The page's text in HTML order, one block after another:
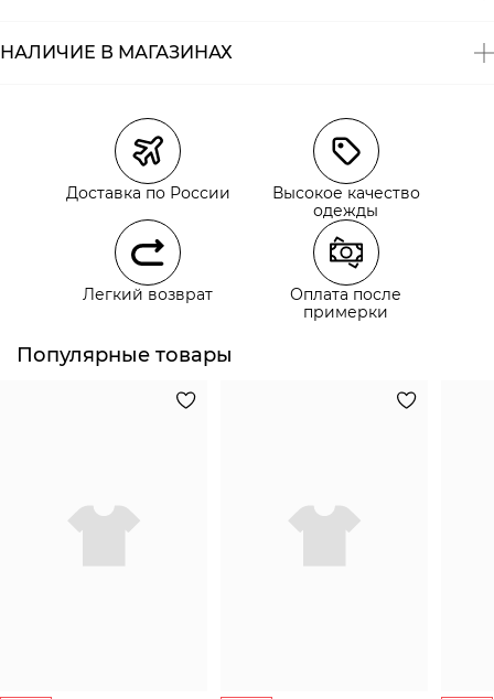
Курьерская доставка СДЭК
Самовывоз из пункта выдачи СДЭК
Самовывоз из наших магазинов
Курьерская доставка СДЭК
Самовывоз из пункта выдачи СДЭК
НАЛИЧИЕ В МАГАЗИНАХ
Доставка по России
Высокое качество
одежды
Легкий возврат
Оплата после
примерки
Популярные товары